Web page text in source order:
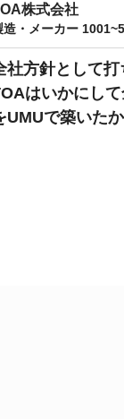
株式会社
造・メーカー
社方針として打
はいかにして
UMUで築いたか